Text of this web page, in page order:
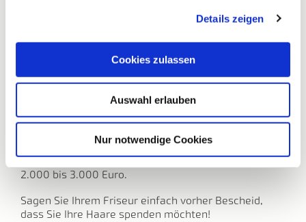
Details zeigen
Cookies zulassen
Auswahl erlauben
Nur notwendige Cookies
Sie haben die Möglichkeit, Ihre abgeschnittenen
Haare ab einer Zopflänge von 25 cm einer richtig
guten Sache zur Verfügung zu stellen!
Denn aus echten Haaren können hochwertige
Perücken gefertigt werden. Wir arbeiten mit der
Stiftung It’s for Kids zusammen, Deutschlands großer
Kreativspendenstiftung. Die Stiftung schafft es mit
Ihrer Hilfe, dass an krankheitsbedingtem Haarausfall
leidende Kinder zuzahlungsfrei eine Echthaarperücke
bekommen. Normalerweise liegt der Eigenanteil bei
2.000 bis 3.000 Euro.
Sagen Sie Ihrem Friseur einfach vorher Bescheid,
dass Sie Ihre Haare spenden möchten!